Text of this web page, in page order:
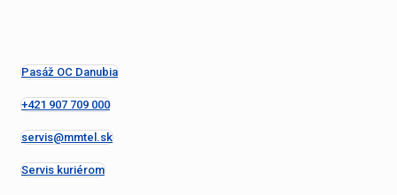
Pasáž OC Danubia
+421 907 709 000
servis@mmtel.sk
Servis kuriérom